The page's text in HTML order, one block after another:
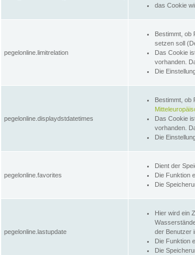
das Cookie
pegelonline.limitrelation
Bestimmt, ob
setzen soll
Das Cookie
vorhanden.
Die
pegelonline.displaydstdatetimes
Bestimmt, ob
Das Cookie
vorhanden.
Die
pegelonline.favorites
Dient der
Die Funktion
Die
pegelonline.lastupdate
Hier wird ein
der Benutzer
Die Funktion
Die